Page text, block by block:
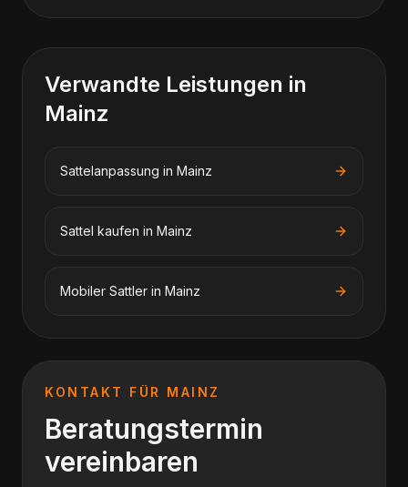
Verwandte Leistungen in
Mainz
Sattelanpassung in Mainz
Sattel kaufen in Mainz
Mobiler Sattler in Mainz
KONTAKT FÜR MAINZ
Beratungstermin
vereinbaren